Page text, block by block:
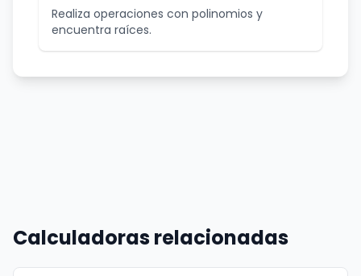
Realiza operaciones con polinomios y
encuentra raíces.
Calculadoras relacionadas